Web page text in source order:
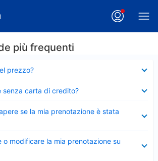
più frequenti
prezzo?
senza carta di credito?
se la mia prenotazione è stata
o modificare la mia prenotazione su